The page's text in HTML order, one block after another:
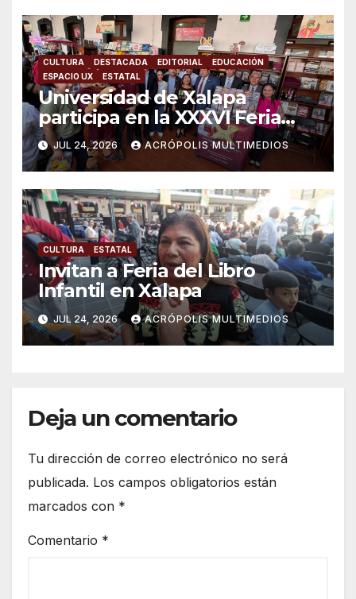
CULTURA DESTACADA EDITORIAL
EDUCACIÓN
ESPACIO UX
ESTATAL
Universidad de Xalapa
participa en la XXXVI Feria
Nacional del Libro Infantil y
Juvenil
JUL 24, 2026 ACRÓPOLIS MULTIMEDIOS
CULTURA ESTATAL
Invitan a Feria del Libro
Infantil en Xalapa
JUL 24, 2026 ACRÓPOLIS MULTIMEDIOS
Deja un comentario
Tu dirección de correo electrónico no será
publicada. Los campos obligatorios están
marcados con *
Comentario *